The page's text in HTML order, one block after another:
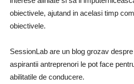
obiectivele, ajutand in acelasi timp
obiectivele.
SessionLab are un blog grozav
aspirantii antreprenori le pot face
abilitatile de conducere.